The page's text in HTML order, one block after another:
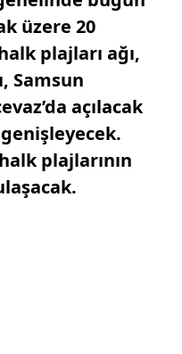
üzere 20
plajları ağı,
Samsun
açılacak
plajlarının